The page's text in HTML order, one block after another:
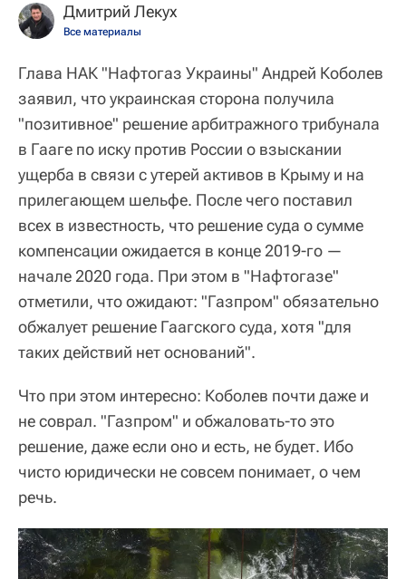
Дмитрий Лекух
Все материалы
Глава НАК "Нафтогаз Украины" Андрей Коболев
заявил, что украинская сторона получила
"позитивное" решение арбитражного трибунала
в Гааге по иску против России о взыскании
ущерба в связи с утерей активов в Крыму и на
прилегающем шельфе. После чего поставил
всех в известность, что решение суда о сумме
компенсации ожидается в конце 2019-го —
начале 2020 года. При этом в "Нафтогазе"
отметили, что ожидают: "Газпром" обязательно
обжалует решение Гаагского суда, хотя "для
таких действий нет оснований".
Что при этом интересно: Коболев почти даже и
не соврал. "Газпром" и обжаловать-то это
решение, даже если оно и есть, не будет. Ибо
чисто юридически не совсем понимает, о чем
речь.